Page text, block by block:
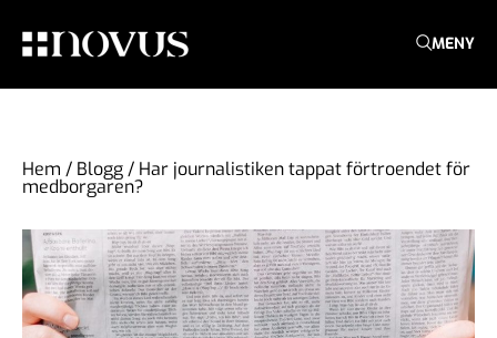
MENY
Hem / Blogg/ Har journalistiken tappat förtroendet för
medborgaren?